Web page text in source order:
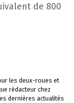
de 800
les deux-roues et
rédacteur chez
dernières actualités